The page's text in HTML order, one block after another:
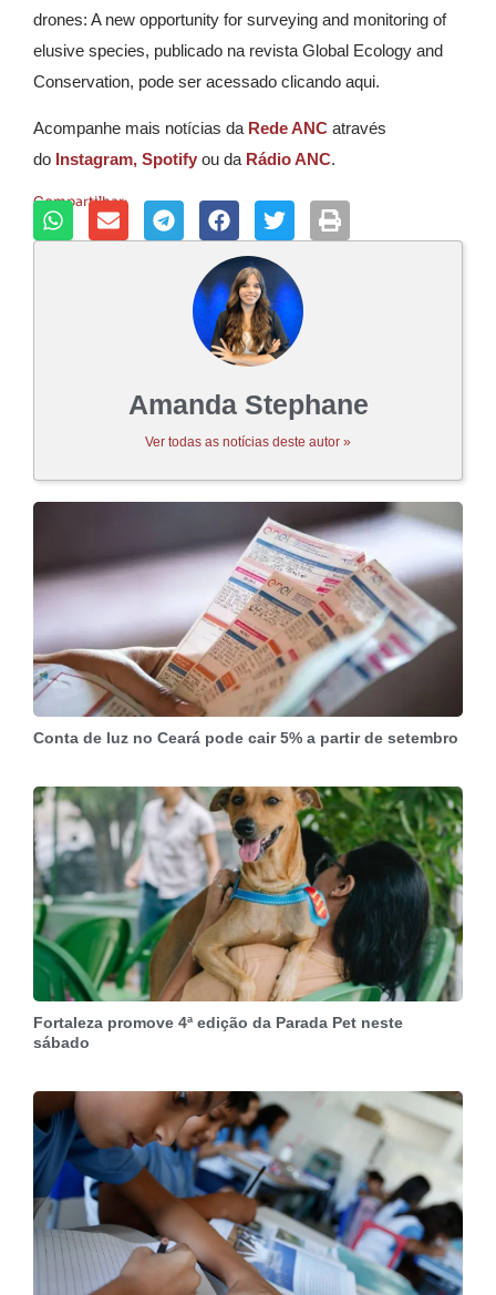
drones: A new opportunity for surveying and monitoring of
elusive species, publicado na revista Global Ecology and
Conservation, pode ser acessado clicando aqui.
Acompanhe mais notícias da Rede ANC através
do Instagram, Spotify ou da Rádio ANC.
Compartilhar:
Amanda Stephane
Ver todas as notícias deste autor »
Conta de luz no Ceará pode cair 5% a partir de setembro
Fortaleza promove 4ª edição da Parada Pet neste
sábado